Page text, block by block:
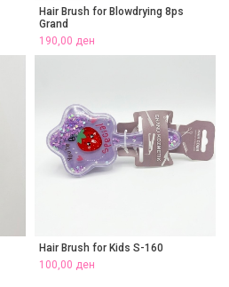
Hair Brush for Blowdrying 8ps
Grand
190,00 ден
Hair Brush for Kids S-160
100,00 ден